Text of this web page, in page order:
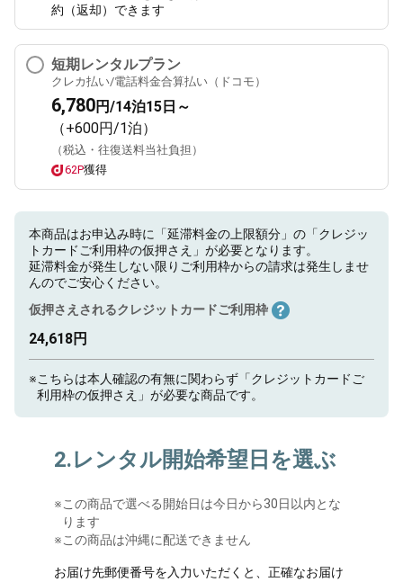
約（返却）できます
短期レンタルプラン
クレカ払い/電話料金合算払い（ドコモ）
6,780円/14泊15日～
（+600円/1泊）
（税込・往復送料当社負担）
62P獲得
本商品はお申込み時に「延滞料金の上限額分」の「クレジッ
トカードご利用枠の仮押さえ」が必要となります。
延滞料金が発生しない限りご利用枠からの請求は発生しませ
んのでご安心ください。
仮押さえされるクレジットカードご利用枠
24,618円
※こちらは本人確認の有無に関わらず「クレジットカードご
利用枠の仮押さえ」が必要な商品です。
2.レンタル開始希望日を選ぶ
※この商品で選べる開始日は今日から30日以内とな
ります
※この商品は沖縄に配送できません
お届け先郵便番号を入力いただくと、正確なお届け